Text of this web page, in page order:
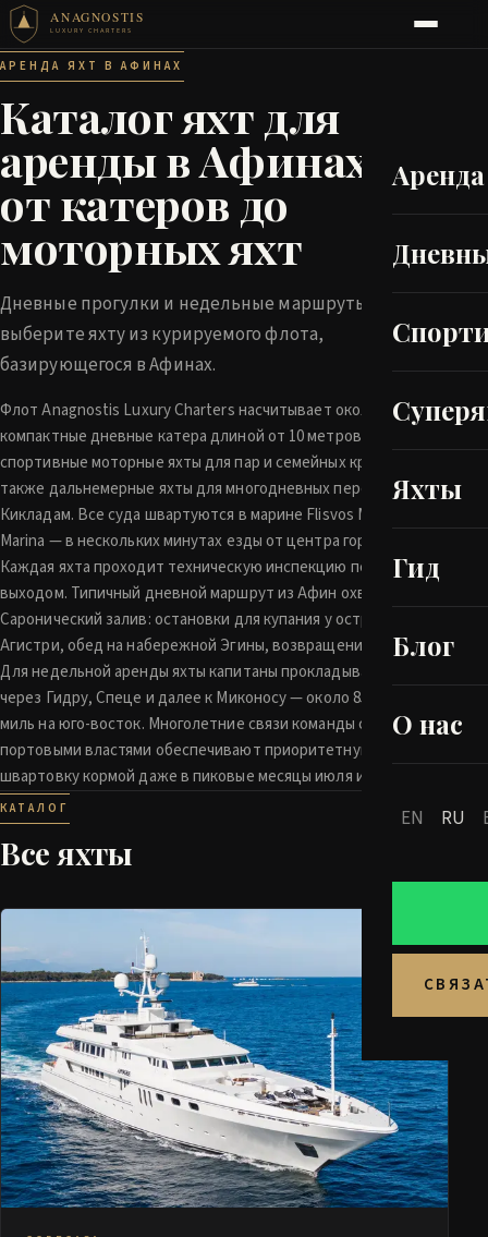
ANAGNOSTIS
LUXURY CHARTERS
Аренда
Яхты
Гид
Блог
О нас
EN RU
АРЕНДА ЯХТ В АФИНАХ
Каталог яхт для
аренды в Афинах —
от катеров до
моторных яхт
Дневные прогулки и недельные маршруты —
выберите яхту из курируемого флота,
базирующегося в Афинах.
Флот Anagnostis Luxury Charters насчитывает около 34 судов:
компактные дневные катера длиной от 10 метров,
спортивные моторные яхты для пар и семейных круизов, а
также дальнемерные яхты для многодневных переходов к
Кикладам. Все суда швартуются в марине Flisvos Marina и Zea
Marina — в нескольких минутах езды от центра города.
Каждая яхта проходит техническую инспекцию перед
выходом. Типичный дневной маршрут из Афин охватывает
Саронический залив: остановки для купания у острова
Агистри, обед на набережной Эгины, возвращение к закату.
Для недельной аренды яхты капитаны прокладывают курс
через Гидру, Спеце и далее к Миконосу — около 85 морских
миль на юго-восток. Многолетние связи команды с
портовыми властями обеспечивают приоритетную
швартовку кормой даже в пиковые месяцы июля и августа.
КАТАЛОГ
Все яхты